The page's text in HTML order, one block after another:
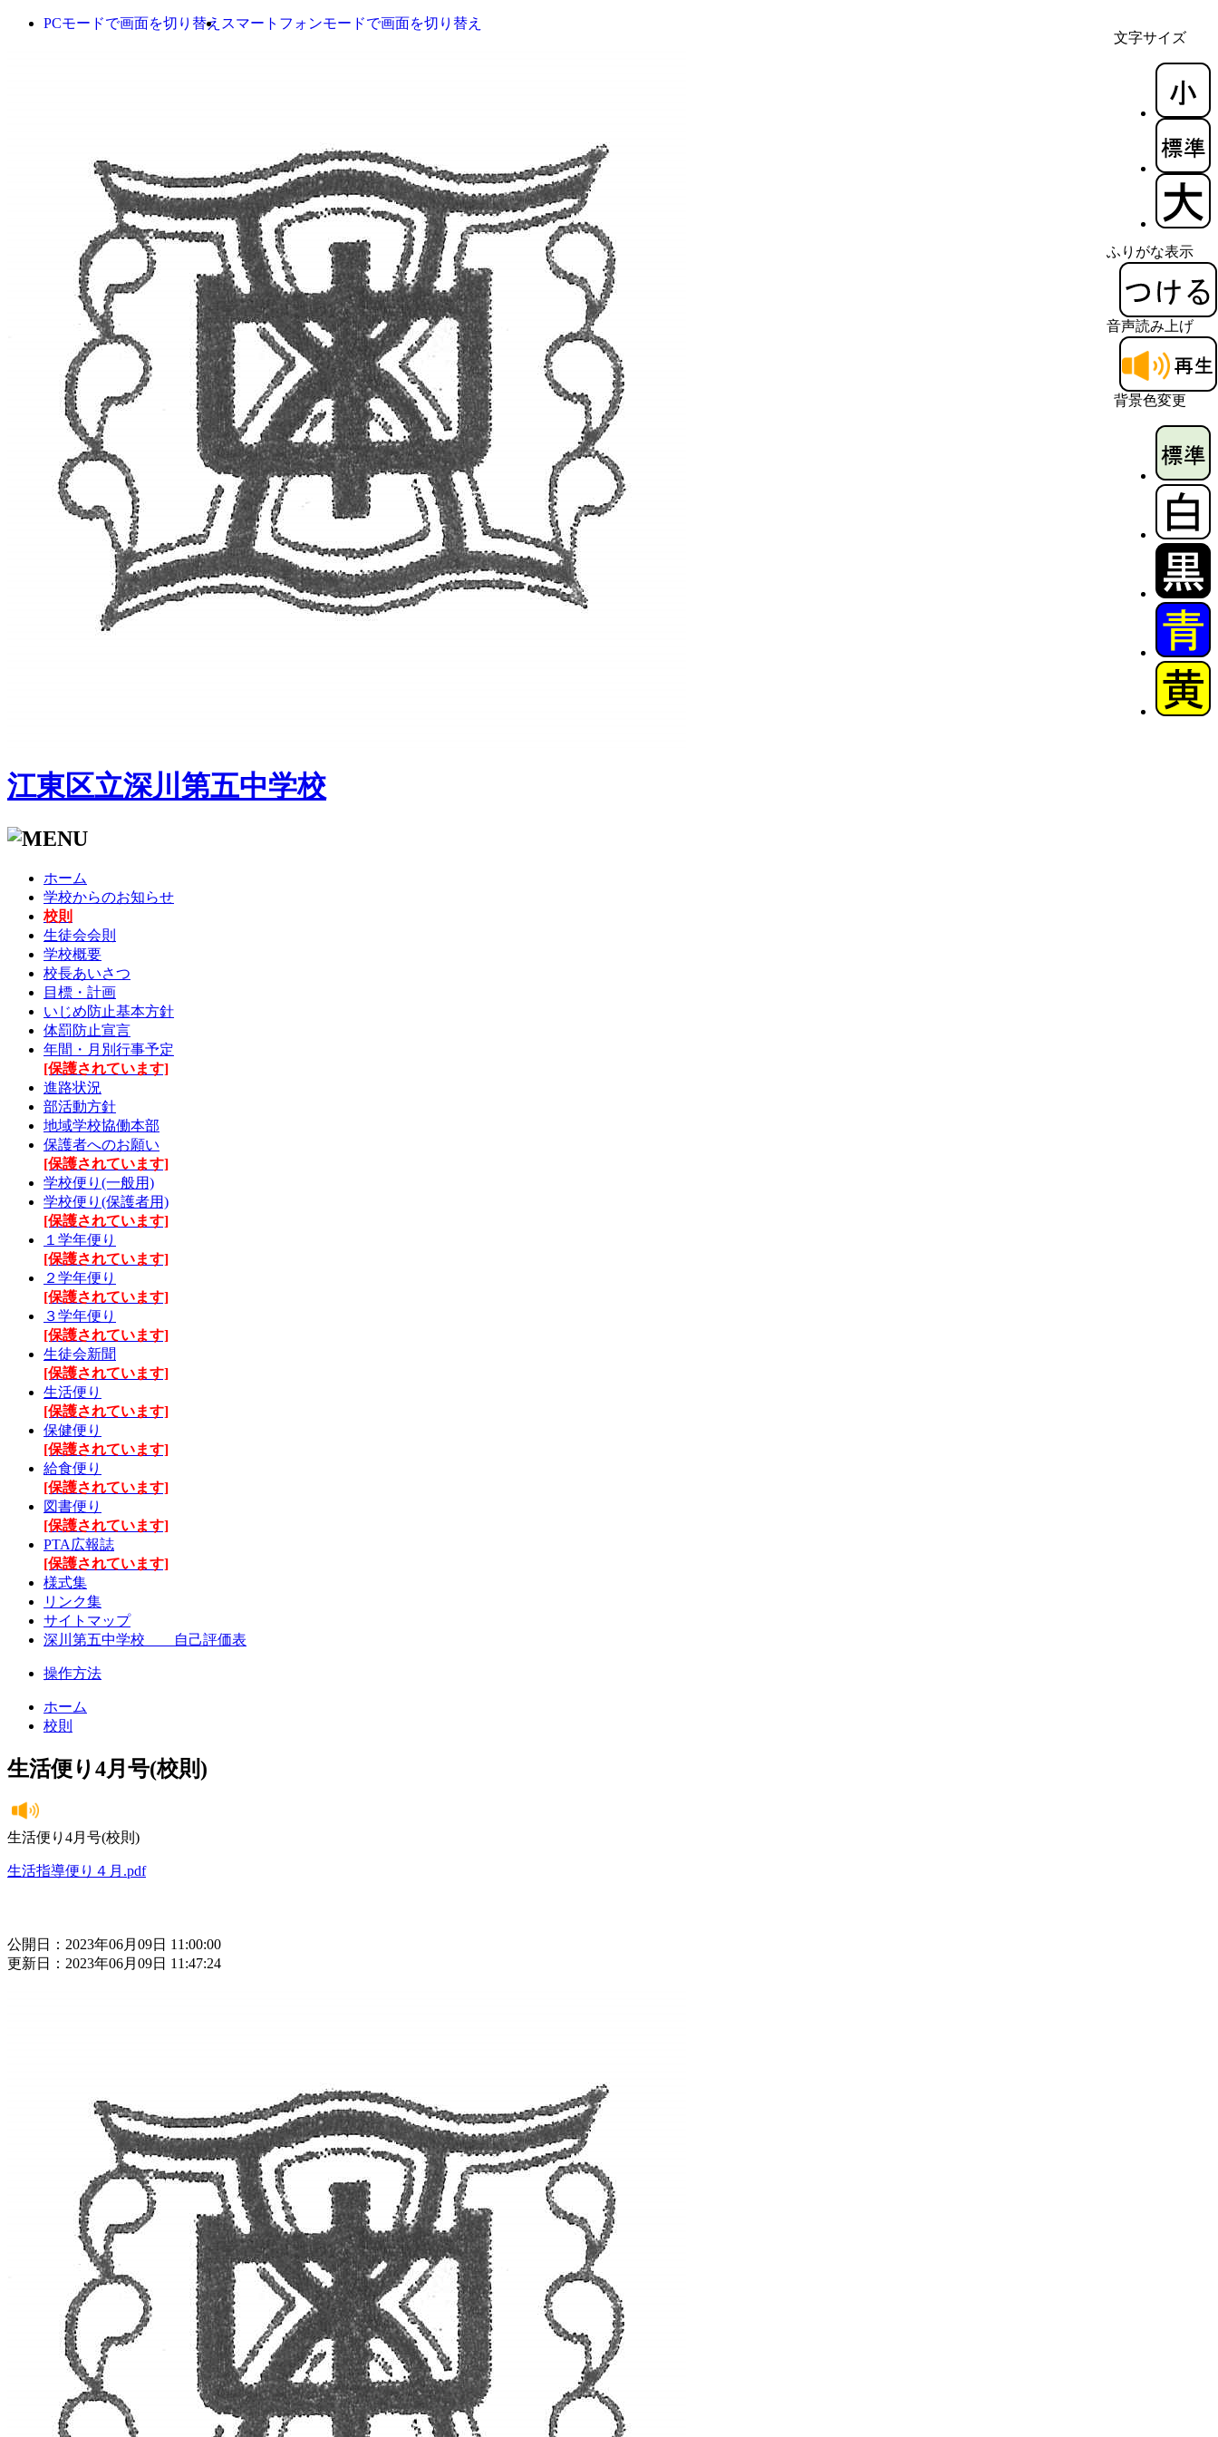
文字サイズ
ふりがな表示
音声読み上げ
背景色変更
PCモードで画面を切り替え スマートフォンモードで画面を切り替え
江東区立深川第五中学校
ホーム
学校からのお知らせ
校則
生徒会会則
学校概要
校長あいさつ
目標・計画
いじめ防止基本方針
体罰防止宣言
年間・月別行事予定
[保護されています]
進路状況
部活動方針
地域学校協働本部
保護者へのお願い
[保護されています]
学校便り(一般用)
学校便り(保護者用)
[保護されています]
１学年便り
[保護されています]
２学年便り
[保護されています]
３学年便り
[保護されています]
生徒会新聞
[保護されています]
生活便り
[保護されています]
保健便り
[保護されています]
給食便り
[保護されています]
図書便り
[保護されています]
PTA広報誌
[保護されています]
様式集
リンク集
サイトマップ
深川第五中学校 自己評価表
操作方法
ホーム
校則
生活便り4月号(校則)
生活便り4月号(校則)
生活指導便り４月.pdf
公開日：2023年06月09日 11:00:00
更新日：2023年06月09日 11:47:24